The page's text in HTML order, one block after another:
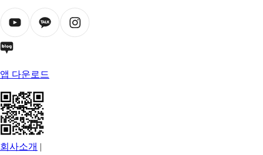
앱 다운로드
회사소개 |